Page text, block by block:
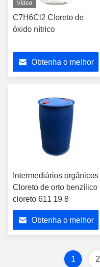
Vídeo
C7H6Cl2 Cloreto de
óxido nítrico
Obtenha o melhor
Intermediários orgânicos
Cloreto de orto benzílico
cloreto 611 19 8
Obtenha o melhor
1 2